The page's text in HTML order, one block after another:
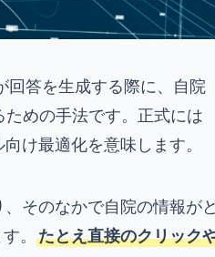
答を生成する際に、自院
めの手法です。正式には
け最適化を意味します。
そのなかで自院の情報が
。 たとえ直接のクリック